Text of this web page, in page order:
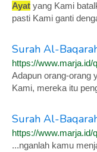
Ayat yang Kami
pasti Kami ganti
Surah Al-
https://www.marja.id/
Adapun orang-orang
Kami, mereka itu
Surah Al-
https://www.marja.id/
...nganlah kamu